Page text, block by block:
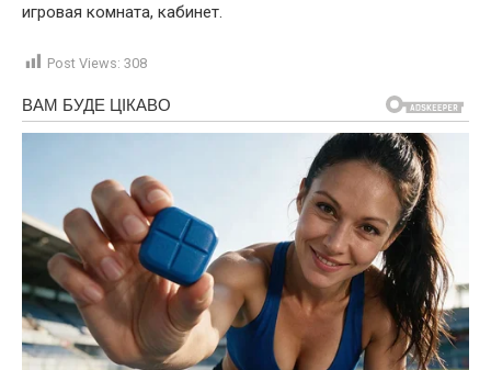
игровая комната, кабинет.
Post Views: 308